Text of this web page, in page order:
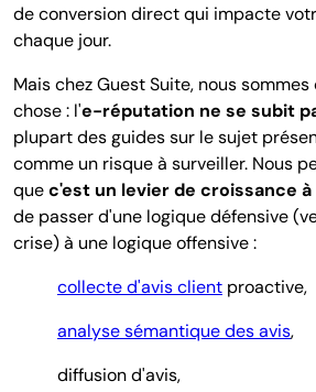
de conversion direct qui impacte
chaque jour.
Mais chez Guest Suite, nous
chose : l'e-réputation ne se subit
plupart des guides sur le sujet
comme un risque à surveiller. Nous
quec'est un levier de croissance
de passer d'une logique défensive
crise) à une logique offensive :
collecte d'avis client proactive,
analyse sémantique des avis,
diffusion d'avis,